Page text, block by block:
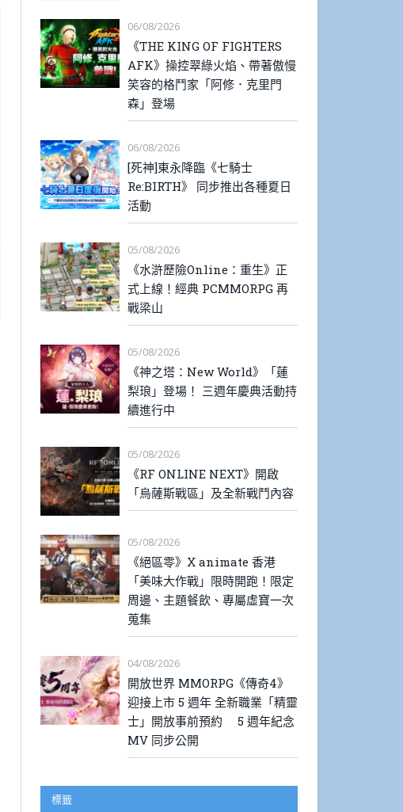
06/08/2026
《THE KING OF FIGHTERS
AFK》操控翠綠火焰、帶著傲慢
笑容的格鬥家「阿修．克里門
森」登場
06/08/2026
[死神]東永降臨《七騎士
Re:BIRTH》 同步推出各種夏日
活動
05/08/2026
《水滸歷險Online：重生》正
式上線！經典 PCMMORPG 再
戰梁山
05/08/2026
《神之塔：New World》「蓮
梨琅」登場！ 三週年慶典活動持
續進行中
05/08/2026
《RF ONLINE NEXT》開啟
「烏薩斯戰區」及全新戰鬥內容
05/08/2026
《絕區零》X animate 香港
「美味大作戰」限時開跑！限定
周邊、主題餐飲、專屬虛寶一次
蒐集
04/08/2026
開放世界 MMORPG《傳奇4》
迎接上市 5 週年 全新職業「精靈
士」開放事前預約 5 週年紀念
MV 同步公開
標籤